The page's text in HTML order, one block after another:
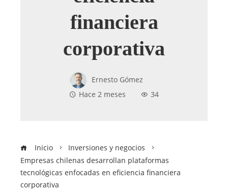
financiera
corporativa
Ernesto Gómez
Hace 2 meses
34
Inicio
Inversiones y negocios
Empresas chilenas desarrollan plataformas
tecnológicas enfocadas en eficiencia financiera
corporativa